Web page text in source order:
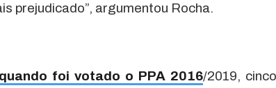
prejudicado”, argumentou Rocha.
foi votado o PPA 2016/2019, cinco